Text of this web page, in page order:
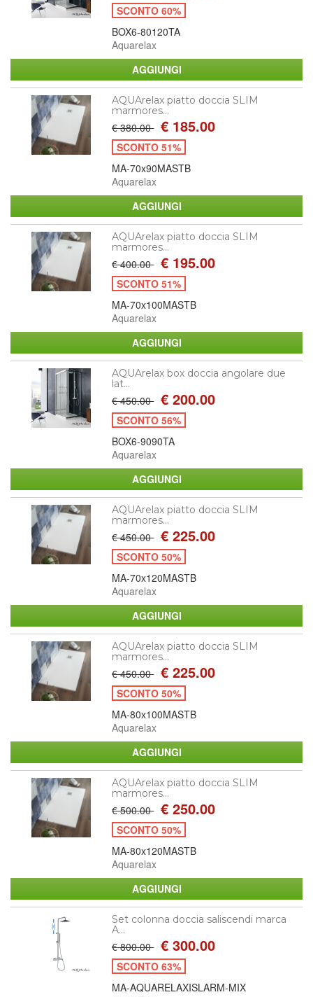
SCONTO 60%
BOX6-80120TA
Aquarelax
AQUArelax piatto doccia SLIM
marmores...
€ 380.00 € 185.00
SCONTO 51%
MA-70x90MASTB
Aquarelax
AQUArelax piatto doccia SLIM
marmores...
€ 400.00 € 195.00
SCONTO 51%
MA-70x100MASTB
Aquarelax
AQUArelax box doccia angolare due
lat...
€ 450.00 € 200.00
SCONTO 56%
BOX6-9090TA
Aquarelax
AQUArelax piatto doccia SLIM
marmores...
€ 450.00 € 225.00
SCONTO 50%
MA-70x120MASTB
Aquarelax
AQUArelax piatto doccia SLIM
marmores...
€ 450.00 € 225.00
SCONTO 50%
MA-80x100MASTB
Aquarelax
AQUArelax piatto doccia SLIM
marmores...
€ 500.00 € 250.00
SCONTO 50%
MA-80x120MASTB
Aquarelax
Set colonna doccia saliscendi marca
A...
€ 800.00 € 300.00
SCONTO 63%
MA-AQUARELAXISLARM-MIX